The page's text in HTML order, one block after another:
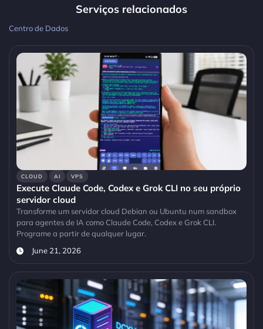
Serviços relacionados
Centro de Dados
CLOUD AI VPS
Execute Claude Code, Codex e Grok CLI no seu próprio
servidor cloud
Transforme um servidor cloud Debian ou Ubuntu num sandbox
para agentes de IA como Claude Code, Codex e Grok CLI.
Programe a partir de qualquer lugar.
June 21, 2026